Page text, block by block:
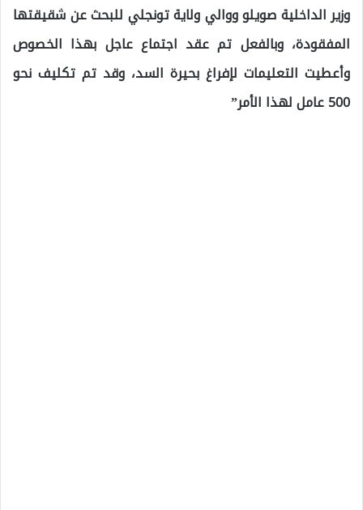
وزير الداخلية صويلو ووالي ولاية تونجلي للبحث عن شقيقتها
المفقودة، وبالفعل تم عقد اجتماع عاجل بهذا الخصوص
وأعطيت التعليمات لإفراغ بحيرة السد، وقد تم تكليف نحو
500 عامل لهذا الأمر”